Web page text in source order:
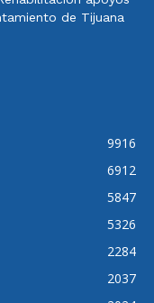
de Tijuana
9916
6912
5847
5326
2284
2037